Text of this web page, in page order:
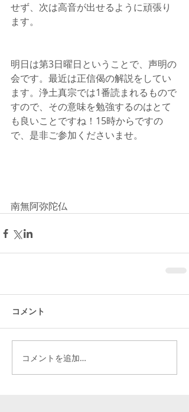
せず、次は高音が出せるように頑張り
ます。
明日は第3日曜日ということで、声明の
会です。最近は正信偈の解説をしてい
ます。浄土真宗では1番読まれるもので
すので、その意味を勉強するのはとて
も良いことですね！15時からですの
で、是非ご参加くださいませ。
南無阿弥陀仏
コメント
コメントを追加…